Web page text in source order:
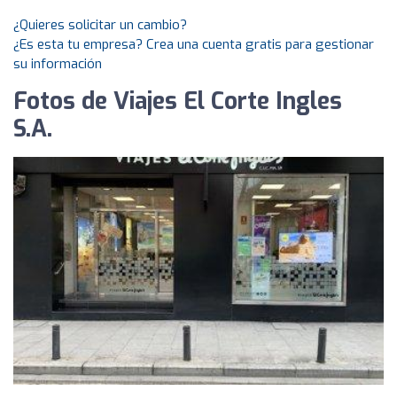
¿Quieres solicitar un cambio?
¿Es esta tu empresa? Crea una cuenta gratis para gestionar
su información
Fotos de Viajes El Corte Ingles
S.A.